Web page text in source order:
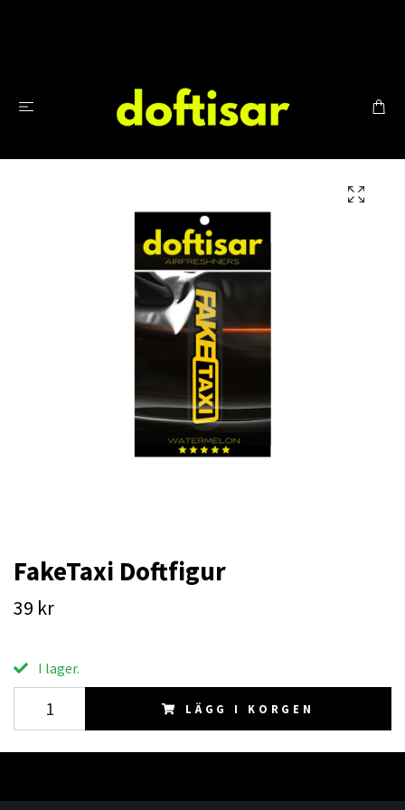
FakeTaxi Doftfigur
39 kr
I lager.
LÄGG I KORGEN